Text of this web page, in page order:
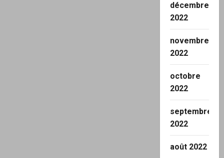
décembre
2022
novembre
2022
octobre
2022
septembre
2022
août 2022